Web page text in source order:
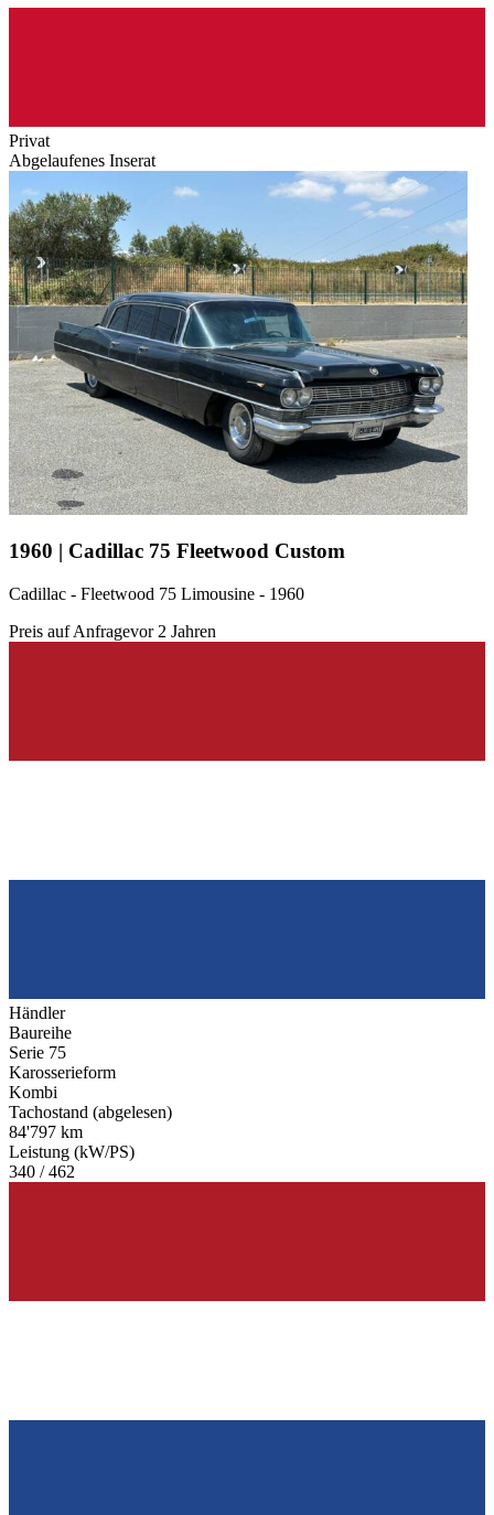
Privat
Abgelaufenes Inserat
1960 | Cadillac 75 Fleetwood Custom
Cadillac - Fleetwood 75 Limousine - 1960
Preis auf Anfragevor 2 Jahren
Händler
Baureihe
Serie 75
Karosserieform
Kombi
Tachostand (abgelesen)
84'797 km
Leistung (kW/PS)
340 / 462